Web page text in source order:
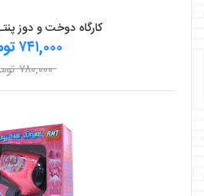
کارگاه دوخت ‌و دوز
۷۴۱,۰۰۰ تومان
۷۸۰,۰۰۰ تومان